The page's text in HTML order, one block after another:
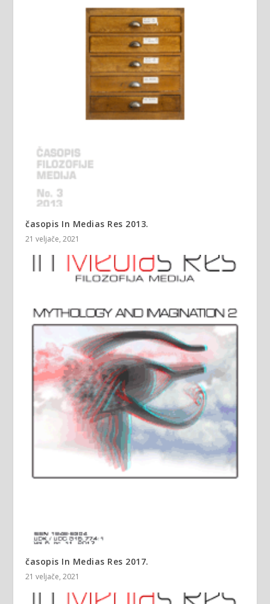
časopis In Medias Res 2013.
21 veljače, 2021
časopis In Medias Res 2017.
21 veljače, 2021